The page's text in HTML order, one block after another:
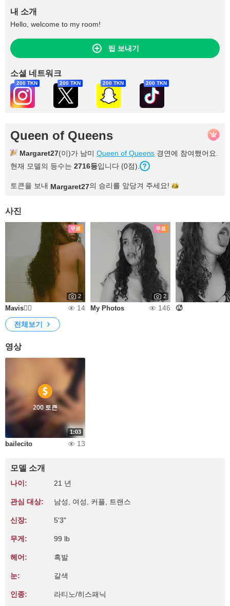
내 소개
Hello, welcome to my room!
팁 보내기
소셜 네트워크
200 TKN 200 TKN 200 TKN 200 TKN
Queen of Queens
Margaret27(이)가 남미 Queen of Queens 경연에 참여했어요.
현재 모델의 등수는 2716등입니다 (0점).
토큰을 보내 Margaret27의 승리를 앞당겨 주세요!
사진
무료
2
Mavis😶‍🌫️ 14
무료
2
My Photos 146 🥵
전체보기
영상
1:03
200 토큰
bailecito 13
모델 소개
나이: 21 년
관심 대상: 남성, 여성, 커플, 트랜스
신장: 5'3"
무게: 99 lb
헤어: 흑발
눈: 갈색
인종: 라티노/히스패닉